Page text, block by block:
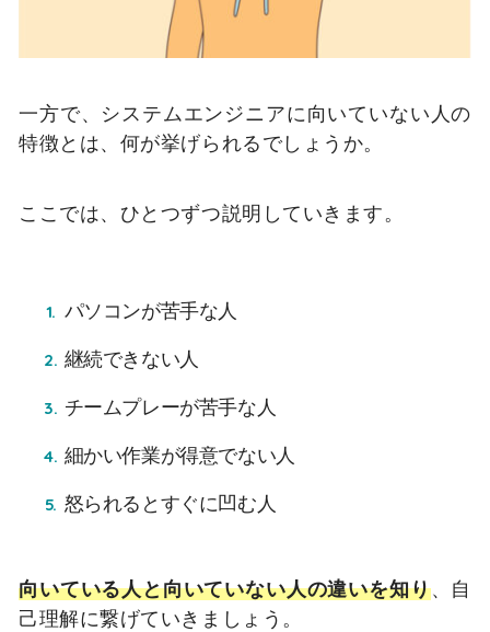
一方で、システムエンジニアに向いていない人の
特徴とは、何が挙げられるでしょうか。
ここでは、ひとつずつ説明していきます。
パソコンが苦手な人
継続できない人
チームプレーが苦手な人
細かい作業が得意でない人
怒られるとすぐに凹む人
向いている人と向いていない人の違いを知り、自
己理解に繋げていきましょう。